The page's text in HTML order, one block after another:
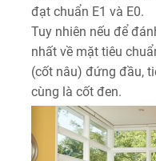
đạt chuẩn E1 và E0.
Tuy nhiên nếu để
nhất về mặt tiêu
(cốt nâu) đứng đầu,
cùng là cốt đen.